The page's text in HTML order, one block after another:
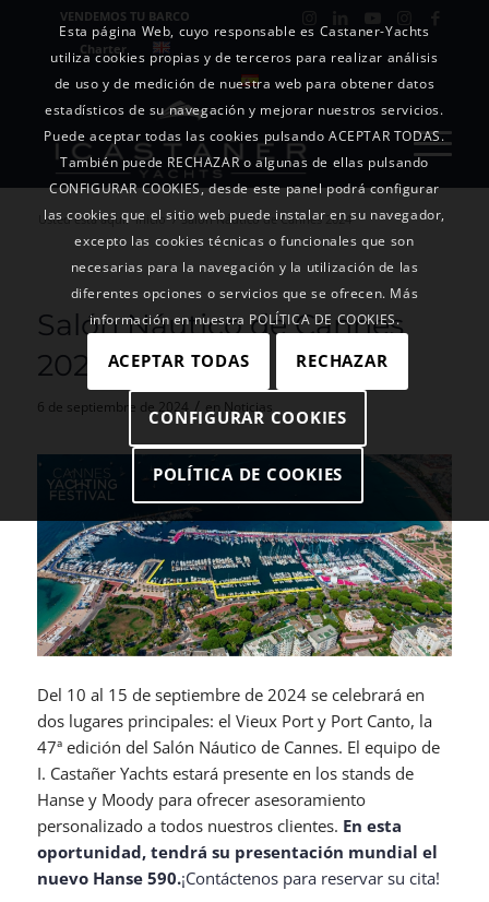
VENDEMOS TU BARCO
Charter
Usted está aquí: Inicio / Salón Náutico de Cannes 2024
Salón Náutico de Cannes
2024
6 de septiembre de 2024 / en Noticias
Del 10 al 15 de septiembre de 2024 se celebrará en
dos lugares principales: el Vieux Port y Port Canto, la
47ª edición del Salón Náutico de Cannes. El equipo de
I. Castañer Yachts estará presente en los stands de
Hanse y Moody para ofrecer asesoramiento
personalizado a todos nuestros clientes. En esta
oportunidad, tendrá su presentación mundial el
nuevo Hanse 590.¡Contáctenos para reservar su cita!
Esta página Web, cuyo responsable es Castaner-Yachts
utiliza cookies propias y de terceros para realizar análisis
de uso y de medición de nuestra web para obtener datos
estadísticos de su navegación y mejorar nuestros servicios.
Puede aceptar todas las cookies pulsando ACEPTAR TODAS.
También puede RECHAZAR o algunas de ellas pulsando
CONFIGURAR COOKIES, desde este panel podrá configurar
las cookies que el sitio web puede instalar en su navegador,
excepto las cookies técnicas o funcionales que son
necesarias para la navegación y la utilización de las
diferentes opciones o servicios que se ofrecen. Más
información en nuestra POLÍTICA DE COOKIES.
ACEPTAR TODAS RECHAZAR
CONFIGURAR COOKIES
POLÍTICA DE COOKIES